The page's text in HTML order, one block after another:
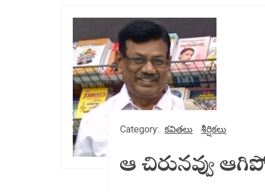
Category: కవితలు శీర్షికలు
ఆ చిరునవ్వు